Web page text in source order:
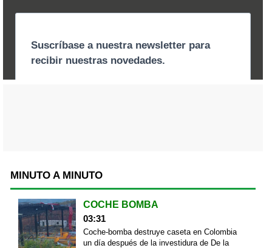
MINUTO A MINUTO
COCHE BOMBA
03:31
Coche-bomba destruye caseta en Colombia
un día después de la investidura de De la